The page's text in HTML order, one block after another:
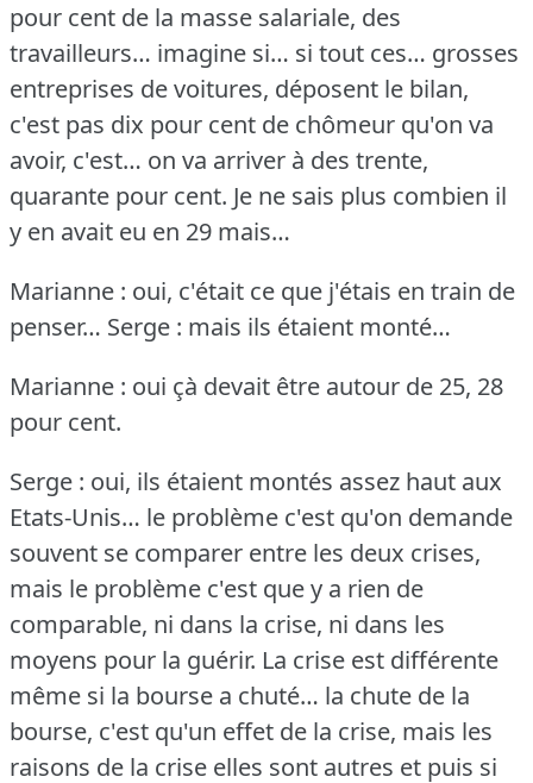
pour cent de la masse salariale, des
travailleurs… imagine si… si tout ces… grosses
entreprises de voitures, déposent le bilan,
c'est pas dix pour cent de chômeur qu'on va
avoir, c'est… on va arriver à des trente,
quarante pour cent. Je ne sais plus combien il
y en avait eu en 29 mais…
Marianne : oui, c'était ce que j'étais en train de
penser… Serge : mais ils étaient monté…
Marianne : oui çà devait être autour de 25, 28
pour cent.
Serge : oui, ils étaient montés assez haut aux
Etats-Unis… le problème c'est qu'on demande
souvent se comparer entre les deux crises,
mais le problème c'est que y a rien de
comparable, ni dans la crise, ni dans les
moyens pour la guérir. La crise est différente
même si la bourse a chuté… la chute de la
bourse, c'est qu'un effet de la crise, mais les
raisons de la crise elles sont autres et puis si